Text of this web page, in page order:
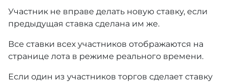
Участник не вправе делать новую ставку, если
предыдущая ставка сделана им же.
Все ставки всех участников отображаются на
странице лота в режиме реального времени.
Если один из участников торгов сделает ставку